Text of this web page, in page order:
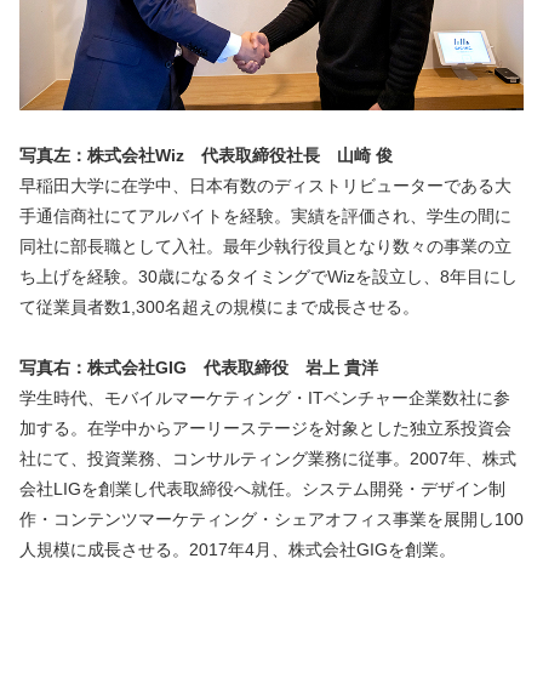
写真左：株式会社Wiz　代表取締役社長　山崎 俊
早稲田大学に在学中、日本有数のディストリビューターである大
手通信商社にてアルバイトを経験。実績を評価され、学生の間に
同社に部長職として入社。最年少執行役員となり数々の事業の立
ち上げを経験。30歳になるタイミングでWizを設立し、8年目にし
て従業員者数1,300名超えの規模にまで成長させる。
写真右：株式会社GIG　代表取締役　岩上 貴洋
学生時代、モバイルマーケティング・ITベンチャー企業数社に参
加する。在学中からアーリーステージを対象とした独立系投資会
社にて、投資業務、コンサルティング業務に従事。2007年、株式
会社LIGを創業し代表取締役へ就任。システム開発・デザイン制
作・コンテンツマーケティング・シェアオフィス事業を展開し100
人規模に成長させる。2017年4月、株式会社GIGを創業。